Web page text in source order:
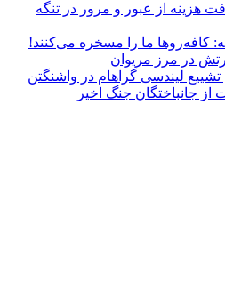
هزینه از عبور و مرور در تنگه
کافه‌روها ما را مسخره می‌کنند!
در مرز مریوان
تشییع لیندسی گراهام در واشنگتن
از جانباختگان جنگ اخیر